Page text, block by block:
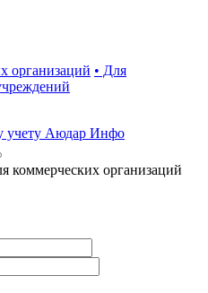
организаций • Для
коммерческих организаций